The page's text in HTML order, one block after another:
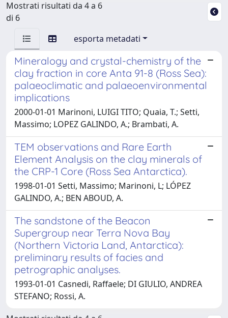
Mostrati risultati da 4 a 6
di 6
esporta metadati
Mineralogy and crystal-chemistry of the
clay fraction in core Anta 91-8 (Ross Sea):
palaeoclimatic and palaeoenvironmental
implications
2000-01-01 Marinoni, LUIGI TITO; Quaia, T.; Setti,
Massimo; LOPEZ GALINDO, A.; Brambati, A.
TEM observations and Rare Earth
Element Analysis on the clay minerals of
the CRP-1 Core (Ross Sea Antarctica).
1998-01-01 Setti, Massimo; Marinoni, L; LÓPEZ
GALINDO, A.; BEN ABOUD, A.
The sandstone of the Beacon
Supergroup near Terra Nova Bay
(Northern Victoria Land, Antarctica):
preliminary results of facies and
petrographic analyses.
1993-01-01 Casnedi, Raffaele; DI GIULIO, ANDREA
STEFANO; Rossi, A.